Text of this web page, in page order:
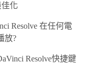
化
Resolve 在任何電
放?
Resolve快捷鍵